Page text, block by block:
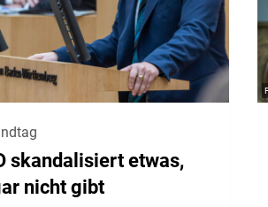
skandalisiert etwas,
nicht gibt